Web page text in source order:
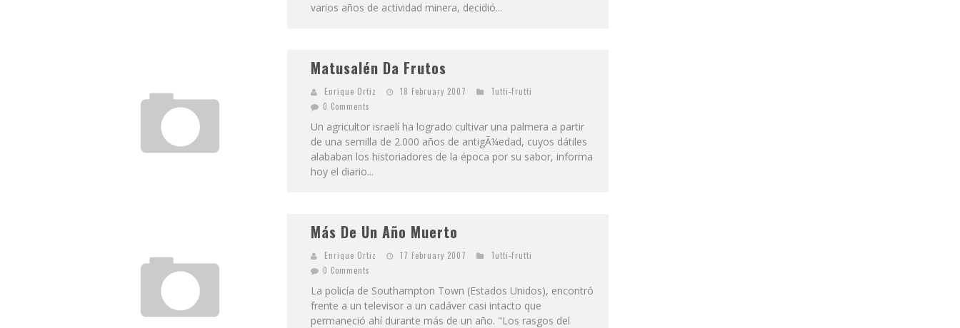
varios años de actividad minera, decidió...
Matusalén Da Frutos
Enrique Ortiz 18 February 2007
Tutti-Frutti
0 Comments
Un agricultor israelí ha logrado cultivar una palmera a partir
de una semilla de 2.000 años de antigÃ¼edad, cuyos dátiles
alababan los historiadores de la época por su sabor, informa
hoy el diario...
Más De Un Año Muerto
Enrique Ortiz 17 February 2007
Tutti-Frutti
0 Comments
La policía de Southampton Town (Estados Unidos), encontró
frente a un televisor a un cadáver casi intacto que
permaneció ahí durante más de un año. "Los rasgos del